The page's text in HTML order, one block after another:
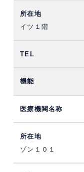
イツ１階
ゾン１０１